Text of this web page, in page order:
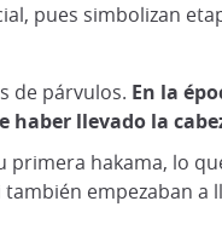
pues simbolizan
de párvulos. En la
haber llevado la
hakama, lo
empezaban